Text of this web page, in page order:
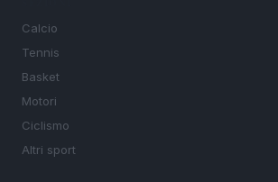
Calcio
Tennis
Basket
Motori
Ciclismo
Altri sport